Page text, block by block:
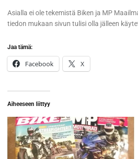
Asialla ei ole tekemistä Biken ja MP
tiedon mukaan sivun tulisi olla jälleen
Jaa tämä:
Facebook X
Aiheeseen liittyy